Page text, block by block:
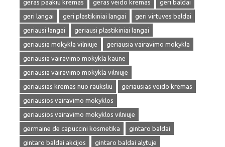
geras paakiu kremas
geras veido kremas
geri baldai
geri langai
geri plastikiniai langai
geri virtuves baldai
geriausi langai
geriausi plastikiniai langai
geriausia mokykla vilniuje
geriausia vairavimo mokykla
geriausia vairavimo mokykla kaune
geriausia vairavimo mokykla vilniuje
geriausias kremas nuo rauksliu
geriausias veido kremas
geriausios vairavimo mokyklos
geriausios vairavimo mokyklos vilniuje
germaine de capuccini kosmetika
gintaro baldai
gintaro baldai akcijos
gintaro baldai alytuje